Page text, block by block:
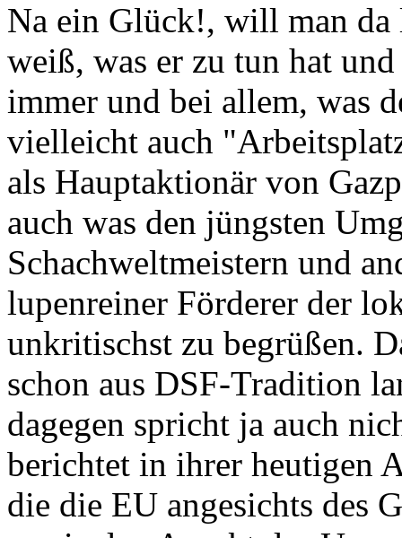
Na ein Glück!, will man da
weiß, was er zu tun hat
immer und bei allem, was
vielleicht auch
als Hauptaktionär von
auch was den jüngsten
Schachweltmeistern und
lupenreiner Förderer der
unkritischst zu begrüßen.
schon aus DSF-Tradition
dagegen spricht ja auch
berichtet in ihrer heutigen
die die EU angesichts des